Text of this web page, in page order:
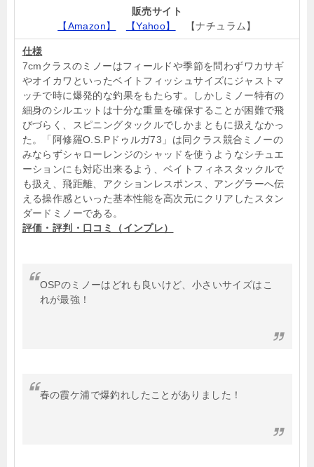
販売サイト
【Amazon】
【Yahoo】 【ナチュラム】
仕様
7cmクラスのミノーはフィールドや季節を問わずワカサギ
やオイカワといったベイトフィッシュサイズにジャストマ
ッチで時に爆発的な釣果をもたらす。しかしミノー特有の
細身のシルエットは十分な重量を確保することが困難で飛
びづらく、スピニングタックルでしかまともに扱えなかっ
た。「阿修羅O.S.Pドゥルガ73」は同クラス競合ミノーの
みならずシャローレンジのシャッドを使うようなシチュエ
ーションにも対応出来るよう、ベイトフィネスタックルで
も扱え、飛距離、アクションレスポンス、アングラーへ伝
える操作感といった基本性能を高次元にクリアしたスタン
ダードミノーである。
評価・評判・口コミ（インプレ）
OSPのミノーはどれも良いけど、小さいサイズはこ
れが最強！
春の霞ケ浦で爆釣れしたことがありました！